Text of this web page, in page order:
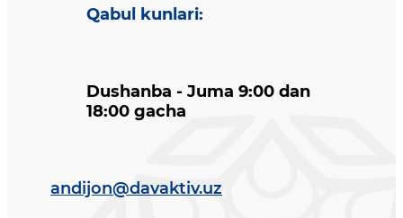
Qabul kunlari:
Dushanba - Juma 9:00 dan
18:00 gacha
andijon@davaktiv.uz